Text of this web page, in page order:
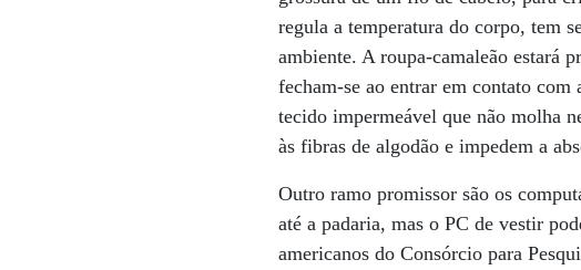
regula a temperatura do corpo, tem
ambiente. A roupa-camaleão estará
fecham-se ao entrar em contato
tecido impermeável que não molha
às fibras de algodão e impedem a
Outro ramo promissor são os
até a padaria, mas o PC de vestir
americanos do Consórcio para